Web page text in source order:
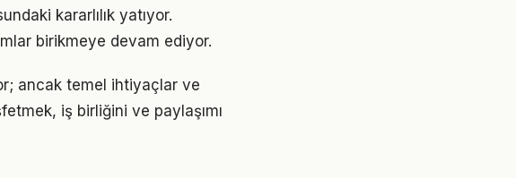
kararlılık yatıyor.
birikmeye devam ediyor.
ancak temel ihtiyaçlar ve
iş birliğini ve paylaşımı